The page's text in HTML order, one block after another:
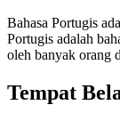
Bahasa Portugis
Portugis adalah
oleh banyak orang
Tempat